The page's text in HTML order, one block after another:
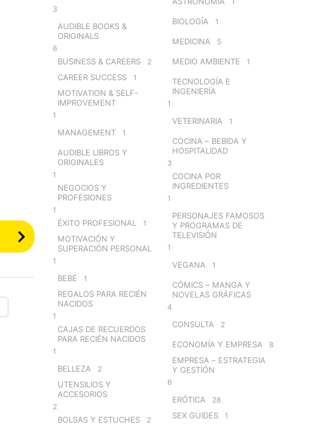
3
AUDIBLE BOOKS &
ORIGINALS
6
BUSINESS & CAREERS 2
CAREER SUCCESS 1
MOTIVATION & SELF-
IMPROVEMENT
1
MANAGEMENT 1
AUDIBLE LIBROS Y
ORIGINALES
1
NEGOCIOS Y
PROFESIONES
1
ÉXITO PROFESIONAL 1
MOTIVACIÓN Y
SUPERACIÓN PERSONAL
1
BEBÉ 1
REGALOS PARA RECIÉN
NACIDOS
1
CAJAS DE RECUERDOS
PARA RECIÉN NACIDOS
1
BELLEZA 2
UTENSILIOS Y
ACCESORIOS
2
BOLSAS Y ESTUCHES 2
BIOLOGÍA 1
MEDICINA 5
MEDIO AMBIENTE 1
TECNOLOGÍA E
INGENIERÍA
1
VETERINARIA 1
COCINA – BEBIDA Y
HOSPITALIDAD
3
COCINA POR
INGREDIENTES
1
PERSONAJES FAMOSOS
Y PROGRAMAS DE
TELEVISIÓN
1
VEGANA 1
CÓMICS – MANGA Y
NOVELAS GRÁFICAS
4
CONSULTA 2
ECONOMÍA Y EMPRESA 8
EMPRESA – ESTRATEGIA
Y GESTIÓN
6
ERÓTICA 28
SEX GUIDES 1